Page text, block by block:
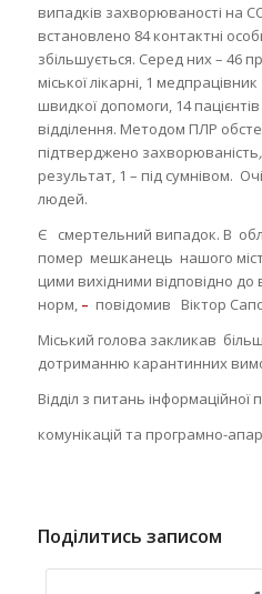
випадків захворюваності на
встановлено 84 контактні
збільшується. Серед них – 46
міської лікарні, 1
швидкої допомоги, 14
відділення. Методом ПЛР
підтверджено захворюваність,
результат, 1 – під сумнівом.
людей.
Є смертельний випадок. В
помер мешканець нашого
цими вихідними відповідно до
норм,– повідомив Віктор
Міський голова закликав
дотриманню карантинних
Відділ з питань інформаційної
комунікацій та програмно-
Поділитись записом